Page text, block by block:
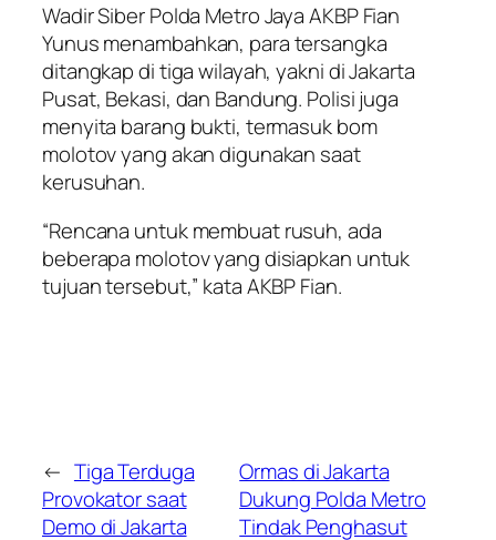
Wadir Siber Polda Metro Jaya AKBP Fian
Yunus menambahkan, para tersangka
ditangkap di tiga wilayah, yakni di Jakarta
Pusat, Bekasi, dan Bandung. Polisi juga
menyita barang bukti, termasuk bom
molotov yang akan digunakan saat
kerusuhan.
“Rencana untuk membuat rusuh, ada
beberapa molotov yang disiapkan untuk
tujuan tersebut,” kata AKBP Fian.
← Tiga Terduga
Provokator saat
Demo di Jakarta
Ormas di Jakarta
Dukung Polda Metro
Tindak Penghasut